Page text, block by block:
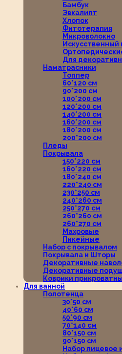
Бамбук
Эвкалипт
Хлопок
Фитотерапия
Микроволокно
Искусственный
Для
Наматрасники
Топпер
60*120 см
90*200 см
100*200 см
120*200 см
140*200 см
160*200 см
180*200 см
200*200 см
Пледы
Покрывала
150*220 см
160*220 см
180*240 см
220*240 см
230*250 см
240*260 см
250*270 см
260*260 см
260*270 см
Махровые
Пикейные
Набор с покрывалом
Покрывала и Шторы
Декоративные
Декоративные
Коврики
Для ванной
Полотенца
30*50 см
40*60 см
50*90 см
70*140 см
80*150 см
90*150 см
Набор лицевое